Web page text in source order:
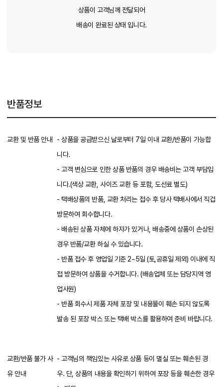
상품이 고객님께 전달되어
배송이 완료된 상태 입니다.
반품정보
교환 및 반품 안내
- 상품을 공급받으신 날로부터 7일 이내 교환/반품이 가능합
니다.
- 고객 변심으로 인한 상품 반품의 경우 배송비는 고객 부담입
니다.(색상 교환, 사이즈 교환 등 포함, 도선료 별도)
- 택배상품의 반품, 교환 처리는 접수 후 당사 택배사에서 직겁
방문하여 회수합니다.
- 배송된 상품 자체에 하자가 있거나, 배송중에 상품이 손상된
경우 반품/교환 하실 수 있습니다.
- 반품 접수 후 영업일 기준 2~5일 (토,공휴일 제외) 이내에 직
접 방문하여 상품을 수거합니다. (배송업체 또는 담당지역 영
업사원)
- 반품 회수시 제품 자체 포장 및 내용물이 훼손 되지 않도록
발송 된 포장 박스 또는 택배 박스를 활용하여 준비 바랍니다.
교환/반품 불가 사
유 안내
- 고객님의 책임있는 사유로 상품 등이 멸실 또는 훼손된 경
우. 단, 상품의 내용을 확인하기 위하여 포장 등을 훼손한 경우